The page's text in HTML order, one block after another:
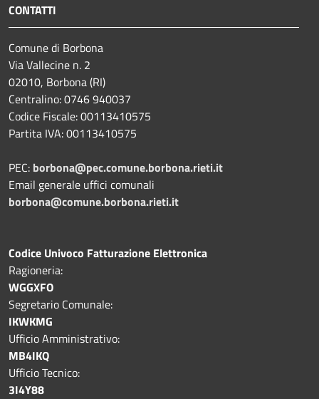
CONTATTI
Comune di Borbona
Via Vallecine n. 2
02010, Borbona (RI)
Centralino: 0746 940037
Codice Fiscale: 00113410575
Partita IVA: 00113410575
PEC: borbona@pec.comune.borbona.rieti.it
Email generale uffici comunali
borbona@comune.borbona.rieti.it
Codice Univoco Fatturazione Elettronica
Ragioneria:
WGGXFO
Segretario Comunale:
IKWKMG
Ufficio Amministrativo:
MB4IKQ
Ufficio Tecnico:
3I4Y88